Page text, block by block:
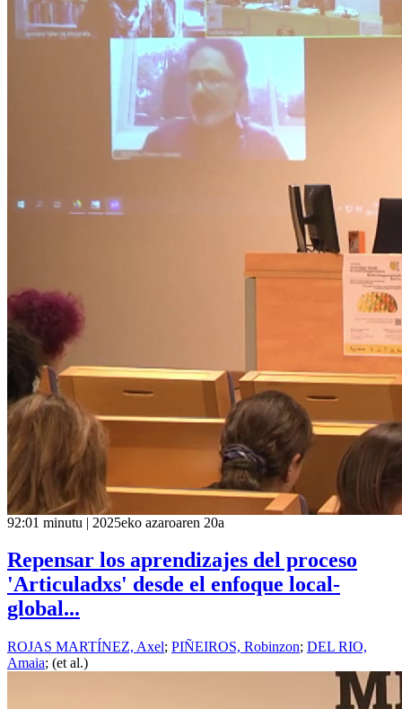
92:01 minutu | 2025eko azaroaren 20a
Repensar los aprendizajes del proceso
'Articuladxs' desde el enfoque local-
global...
ROJAS MARTÍNEZ, Axel; PIÑEIROS, Robinzon; DEL RIO,
Amaia; (et al.)